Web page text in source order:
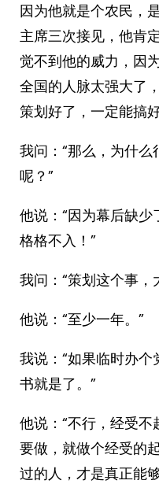
因为他就是个农民，
主席三次接见，他肯
觉不到他的威力，因
全国的人脉太强大了
策划好了，一定能搞
我问：“那么，为什
呢？”
他说：“因为幕后缺
格格不入！”
我问：“策划这个事，
他说：“至少一年。”
我说：“如果临时办
书就是了。”
他说：“不行，经受不
要做，就做个经受的
过的人，才是真正能